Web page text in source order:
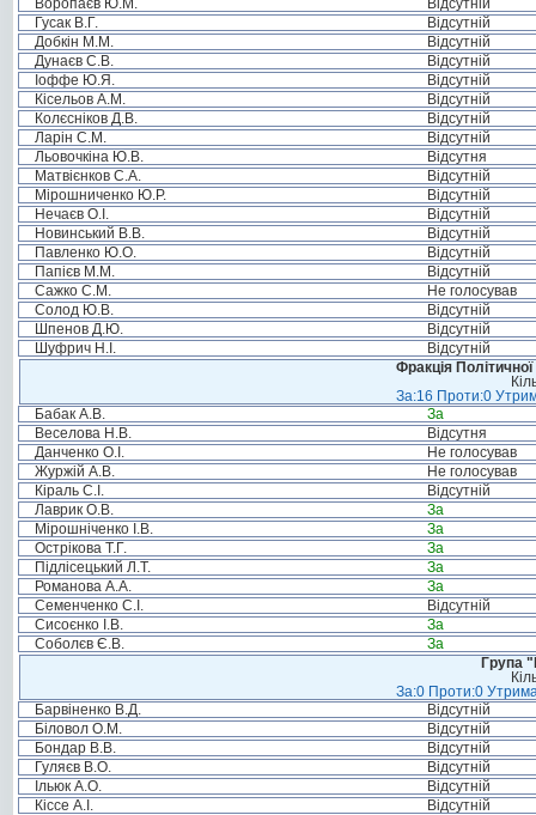
Воропаєв Ю.М.
Відсутній
Гусак В.Г.
Відсутній
Добкін М.М.
Відсутній
Дунаєв С.В.
Відсутній
Іоффе Ю.Я.
Відсутній
Кісельов А.М.
Відсутній
Колєсніков Д.В.
Відсутній
Ларін С.М.
Відсутній
Льовочкіна Ю.В.
Відсутня
Матвієнков С.А.
Відсутній
Мірошниченко Ю.Р.
Відсутній
Нечаєв О.І.
Відсутній
Новинський В.В.
Відсутній
Павленко Ю.О.
Відсутній
Папієв М.М.
Відсутній
Сажко С.М.
Не голосував
Солод Ю.В.
Відсутній
Шпенов Д.Ю.
Відсутній
Шуфрич Н.І.
Відсутній
Фракція
За:16 Проти:0
Бабак А.В.
За
Веселова Н.В.
Відсутня
Данченко О.І.
Не голосував
Журжій А.В.
Не голосував
Кіраль С.І.
Відсутній
Лаврик О.В.
За
Мірошніченко І.В.
За
Острікова Т.Г.
За
Підлісецький Л.Т.
За
Романова А.А.
За
Семенченко С.І.
Відсутній
Сисоєнко І.В.
За
Соболєв Є.В.
За
Група
За:0 Проти:0
Барвіненко В.Д.
Відсутній
Біловол О.М.
Відсутній
Бондар В.В.
Відсутній
Гуляєв В.О.
Відсутній
Ільюк А.О.
Відсутній
Кіссе А.І.
Відсутній